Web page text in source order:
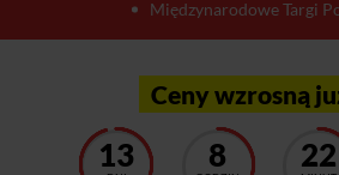
Międzynarodowe Targi
Ceny wzrosną
13 8 22